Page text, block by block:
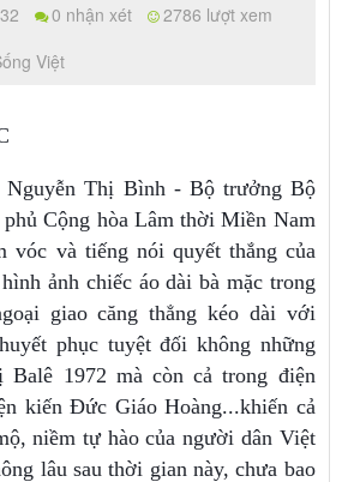
0 nhận xét
2786 lượt xem
Việt
Nguyễn Thị Bình - Bộ trưởng Bộ
Cộng hòa Lâm thời Miền Nam
vóc và tiếng nói quyết thắng của
ảnh chiếc áo dài bà mặc trong
giao căng thẳng kéo dài với
phục tuyệt đối không những
Balê 1972 mà còn cả trong điện
kiến Đức Giáo Hoàng...khiến cả
niềm tự hào của người dân Việt
lâu sau thời gian này, chưa bao